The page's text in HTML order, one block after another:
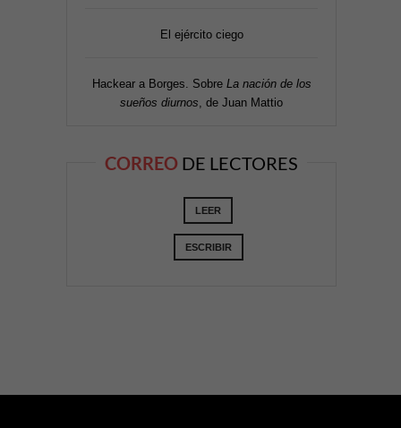
El ejército ciego
Hackear a Borges. Sobre La nación de los
sueños diurnos , de Juan Mattio
CORREO DE LECTORES
LEER
ESCRIBIR